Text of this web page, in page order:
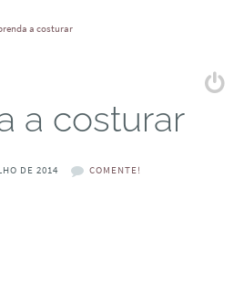
a costurar
a costurar
DE 2014
COMENTE!